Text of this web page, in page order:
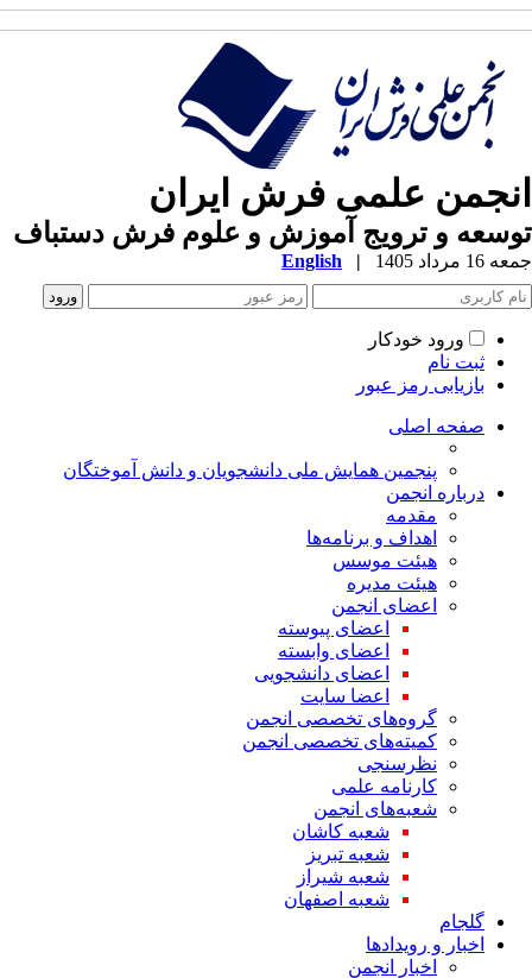
علمی فرش ایران
و ترویج آموزش و علوم فرش دستباف
مرداد 1405 |
English
ورود خودکار
ثبت نام
بازیابی رمز عبور
صفحه اصلی
پنجمین همایش ملی دانشجویان و دانش آموختگان
درباره انجمن
مقدمه
اهداف و برنامه‌ها
هیئت موسس
هیئت مدیره
اعضای انجمن
اعضای پیوسته
اعضای وابسته
اعضای دانشجویی
اعضا سایت
گروه‌های تخصصی انجمن
کمیته‌های تخصصی انجمن
نظرسنجی
کارنامه علمی
شعبه‌های انجمن
شعبه کاشان
شعبه تبریز
شعبه شیراز
شعبه اصفهان
گلجام
اخبار و رویدادها
اخبار انجمن